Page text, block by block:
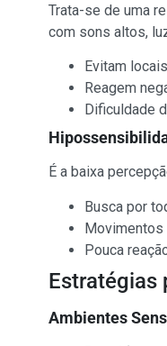
Trata-se de uma
com sons altos,
Evitam
Reagem
Dificuldade
É a baixa
Busca por
Movimentos
Pouca
Estratégias
Ambientes